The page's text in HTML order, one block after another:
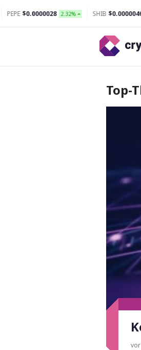
2.32% SHIB $0.0000046 1.73% BNB
Top-